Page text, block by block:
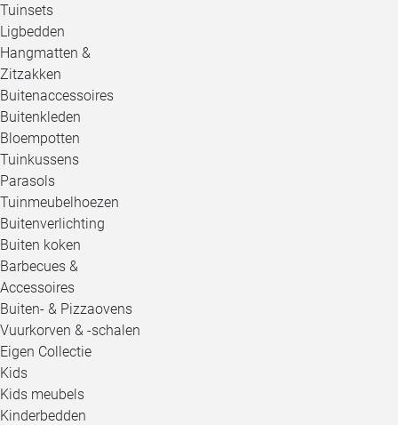
Tuinsets
Ligbedden
Hangmatten &
Zitzakken
Buitenaccessoires
Buitenkleden
Bloempotten
Tuinkussens
Parasols
Tuinmeubelhoezen
Buitenverlichting
Buiten koken
Barbecues &
Accessoires
Buiten- & Pizzaovens
Vuurkorven & -schalen
Eigen Collectie
Kids
Kids meubels
Kinderbedden